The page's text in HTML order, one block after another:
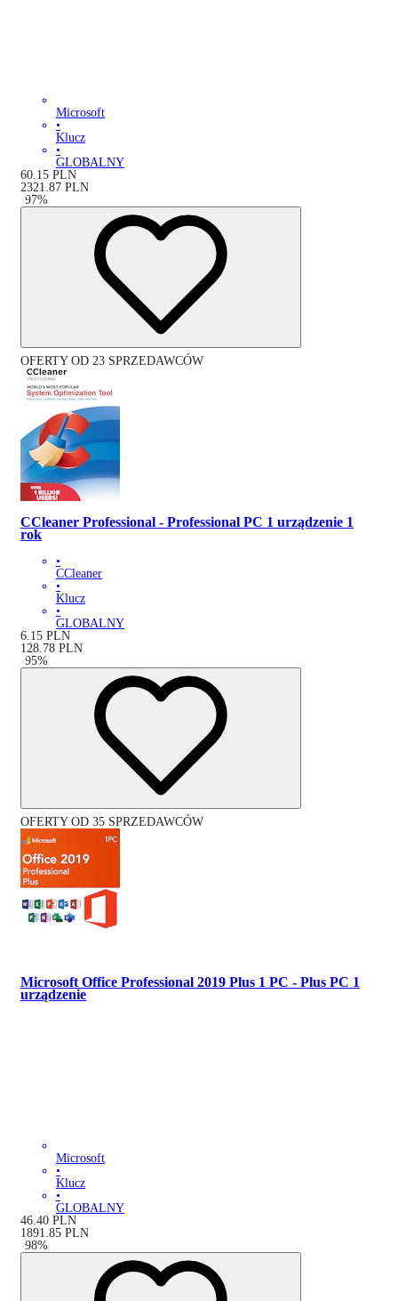
Microsoft
•
Klucz
•
GLOBALNY
60.15 PLN
2321.87 PLN
-97%
OFERTY OD 23 SPRZEDAWCÓW
CCleaner Professional - Professional PC 1 urządzenie 1
rok
•
CCleaner
•
Klucz
•
GLOBALNY
6.15 PLN
128.78 PLN
-95%
OFERTY OD 35 SPRZEDAWCÓW
Microsoft Office Professional 2019 Plus 1 PC - Plus PC 1
urządzenie
Microsoft
•
Klucz
•
GLOBALNY
46.40 PLN
1891.85 PLN
-98%